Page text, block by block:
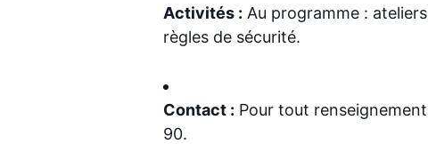
Activités : Au programme :
règles de sécurité.
Contact : Pour tout
90.